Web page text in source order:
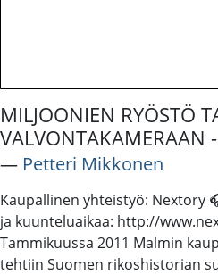
MILJOONIEN RYÖSTÖ
― Petteri Mikkonen
Kaupallinen yhteistyö: Nextory
ja kuunteluaikaa: http://
Tammikuussa 2011 Malmin
tehtiin Suomen rikoshistorian